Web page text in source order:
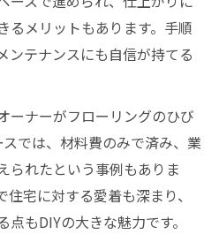
るメリットもあります。手順
ンテナンスにも自信が持てる
ーナーがフローリングのひび
では、材料費のみで済み、業
られたという事例もありま
宅に対する愛着も深まり、
もDIYの大きな魅力です。